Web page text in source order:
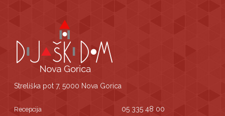
Streliška pot 7, 5000 Nova Gorica
Recepcija 05 335 48 00